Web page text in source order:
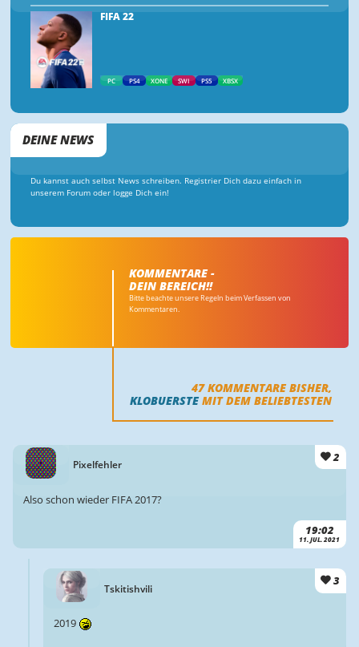
FIFA 22
PC PS4 XONE SWI PS5 XBSX
DEINE NEWS
Du kannst auch selbst News schreiben. Registrier Dich dazu einfach in
unserem Forum oder logge Dich ein!
KOMMENTARE -
DEIN BEREICH!!
Bitte beachte unsere Regeln beim Verfassen von
Kommentaren.
47KOMMENTARE BISHER,
KLOBUERSTEMIT DEM BELIEBTESTEN
Pixelfehler
2
19:02
11. JUL. 2021
Also schon wieder FIFA 2017?
Tskitishvili
3
2019